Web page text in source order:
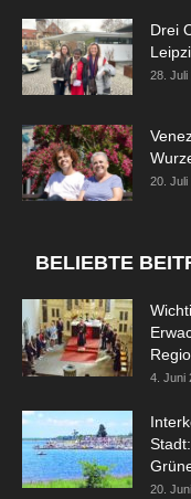
Drei
28. Juli
20. Juli
BELIEBTE
4. Juni
20.